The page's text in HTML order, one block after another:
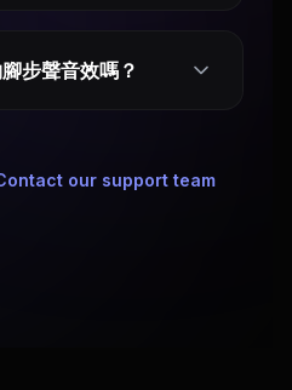
步聲音效嗎？
our support team